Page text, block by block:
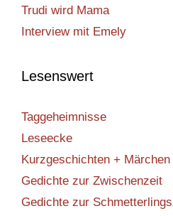
Trudi wird Mama
Interview mit Emely
Lesenswert
Taggeheimnisse
Leseecke
Kurzgeschichten + Märchen
Gedichte zur Zwischenzeit
Gedichte zur